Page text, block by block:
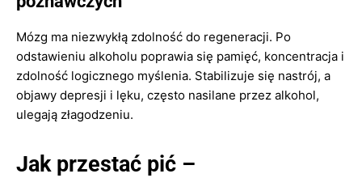
Mózg ma niezwykłą zdolność do regeneracji. Po
odstawieniu alkoholu poprawia się pamięć, koncentracja i
zdolność logicznego myślenia. Stabilizuje się nastrój, a
objawy depresji i lęku, często nasilane przez alkohol,
ulegają złagodzeniu.
Jak przestać pić –